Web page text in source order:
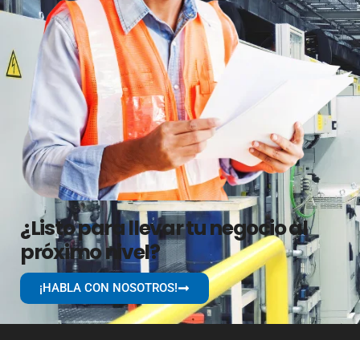
¿Listo para llevar tu negocio al
próximo nivel?
¡HABLA CON NOSOTROS!